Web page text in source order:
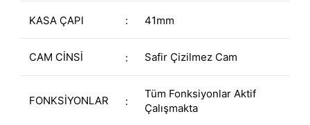
KASA ÇAPI : 41mm
CAM CİNSİ : Safir Çizilmez Cam
FONKSİYONLAR :
Tüm Fonksiyonlar Aktif
Çalışmakta